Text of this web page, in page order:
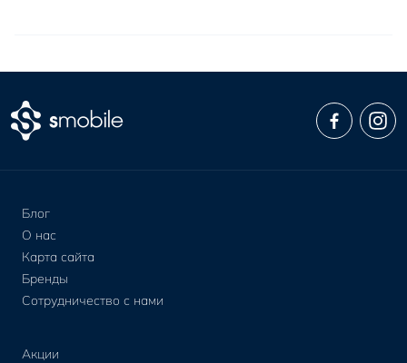
Apple Watch Series 7 41 мм
Apple Watch Series 7 40 мм
Apple Watch Series 6 40 мм
Блог
О нас
Карта сайта
Бренды
Сотрудничество с нами
Акции